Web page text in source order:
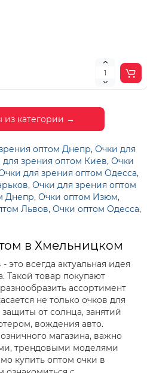
из категории →
оптом Днепр, Очки для
зрения оптом Киев, Очки
для зрения оптом Одесса,
, Очки для зрения оптом
Днепр, Очки оптом Изюм,
Львов, Очки оптом Одесса,
в Хмельницком
это всегда актуальная идея
Такой товар покупают
ассортимент
не только очков для
от солнца, занятий
вождения авто.
магазина, важно
трендовыми моделями
купить оптом очки в